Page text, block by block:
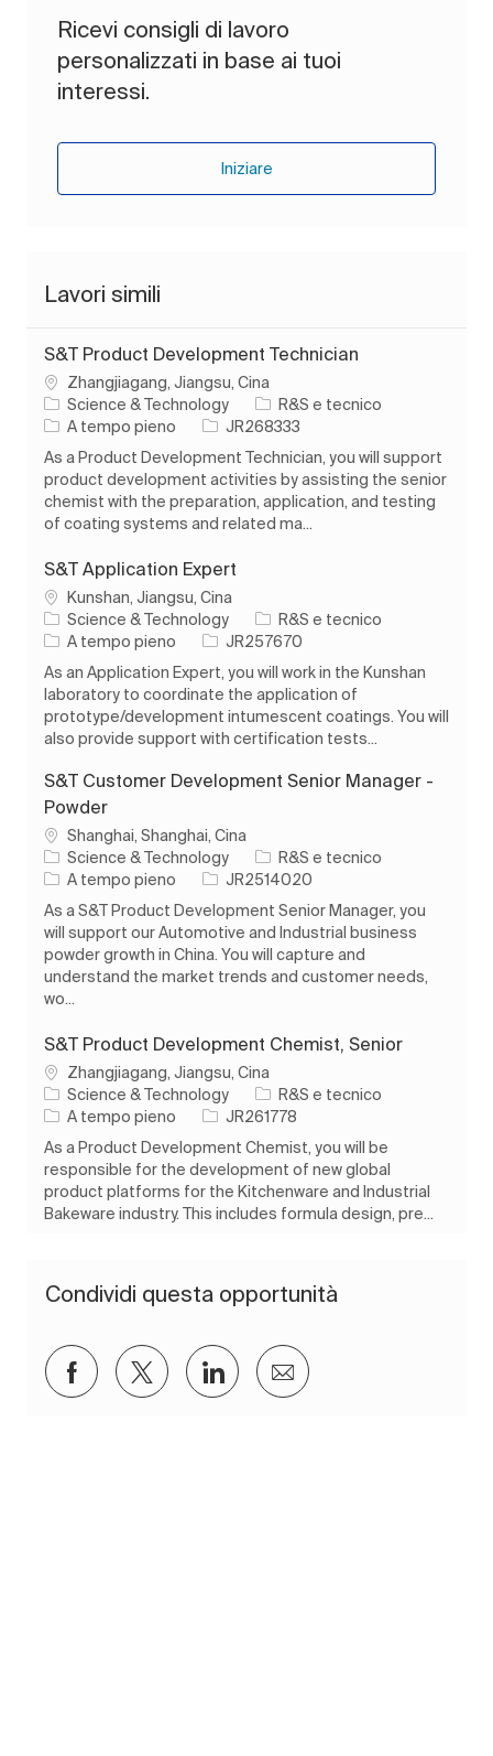
Ricevi consigli di lavoro
personalizzati in base ai tuoi
interessi.
Iniziare
Lavori simili
S&T Product Development Technician
Ubicazione
Zhangjiagang, Jiangsu, Cina
Science & Technology
Categoria
R&S e tecnico
Tipo di lavoro
A tempo pieno ID processo
JR268333
As a Product Development Technician, you will support
product development activities by assisting the senior
chemist with the preparation, application, and testing
of coating systems and related ma...
S&T Application Expert
Ubicazione
Kunshan, Jiangsu, Cina
Science & Technology
Categoria
R&S e tecnico
Tipo di lavoro
A tempo pieno ID processo
JR257670
As an Application Expert, you will work in the Kunshan
laboratory to coordinate the application of
prototype/development intumescent coatings. You will
also provide support with certification tests...
S&T Customer Development Senior Manager -
Powder
Ubicazione
Shanghai, Shanghai, Cina
Science & Technology
Categoria
R&S e tecnico
Tipo di lavoro
A tempo pieno ID processo
JR2514020
As a S&T Product Development Senior Manager, you
will support our Automotive and Industrial business
powder growth in China. You will capture and
understand the market trends and customer needs,
wo...
S&T Product Development Chemist, Senior
Ubicazione
Zhangjiagang, Jiangsu, Cina
Science & Technology
Categoria
R&S e tecnico
Tipo di lavoro
A tempo pieno ID processo
JR261778
As a Product Development Chemist, you will be
responsible for the development of new global
product platforms for the Kitchenware and Industrial
Bakeware industry. This includes formula design, pre...
Condividi questa opportunità
Condividi su Facebook
Condividi via twitter
Condividi tramite LinkedIn
Condividi via e-mail